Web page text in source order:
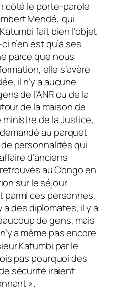
côté le porte-parole
Mendé, qui
fait bien l’objet
n’en est qu’à ses
parce que nous
elle s’avère
il n’y a aucune
de l’ANR ou de la
de la maison de
de la Justice,
au parquet
personnalités qui
d’anciens
au Congo en
sur le séjour.
parmi ces personnes,
a des diplomates, il y a
de gens, mais
a même pas encore
Katumbi par le
pas pourquoi des
sécurité iraient
».